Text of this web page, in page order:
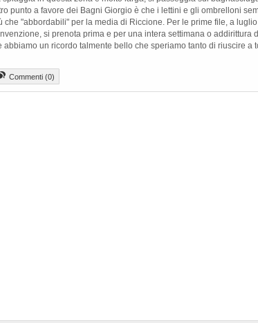
punto a favore dei Bagni Giorgio è che i lettini e gli ombrelloni
che "abbordabili" per la media di Riccione. Per le prime file, a
si prenota prima e per una intera settimana o addirittura
abbiamo un ricordo talmente bello che speriamo tanto di riuscire a
Commenti (0)